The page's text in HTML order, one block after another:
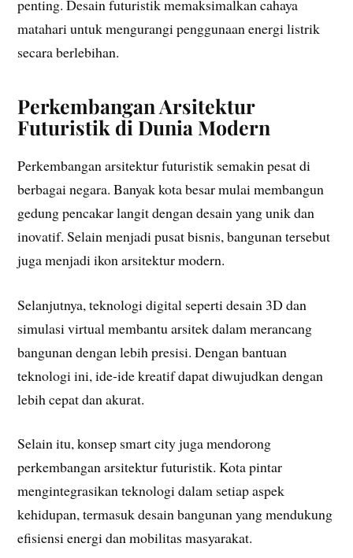
penting. Desain futuristik memaksimalkan cahaya
matahari untuk mengurangi penggunaan energi listrik
secara berlebihan.
Perkembangan Arsitektur
Futuristik di Dunia Modern
Perkembangan arsitektur futuristik semakin pesat di
berbagai negara. Banyak kota besar mulai membangun
gedung pencakar langit dengan desain yang unik dan
inovatif. Selain menjadi pusat bisnis, bangunan tersebut
juga menjadi ikon arsitektur modern.
Selanjutnya, teknologi digital seperti desain 3D dan
simulasi virtual membantu arsitek dalam merancang
bangunan dengan lebih presisi. Dengan bantuan
teknologi ini, ide-ide kreatif dapat diwujudkan dengan
lebih cepat dan akurat.
Selain itu, konsep smart city juga mendorong
perkembangan arsitektur futuristik. Kota pintar
mengintegrasikan teknologi dalam setiap aspek
kehidupan, termasuk desain bangunan yang mendukung
efisiensi energi dan mobilitas masyarakat.